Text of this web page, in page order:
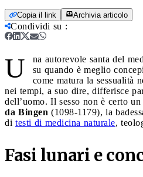
Copia il link Archivia articolo
Condividi su :
U
na autorevole santa del
su quando è meglio
come matura la sessualità
nei tempi, a suo dire, differisce
dell’uomo. Il sesso non è certo
da Bingen (1098-1179), la
di testi di medicina naturale,
Fasi lunari e